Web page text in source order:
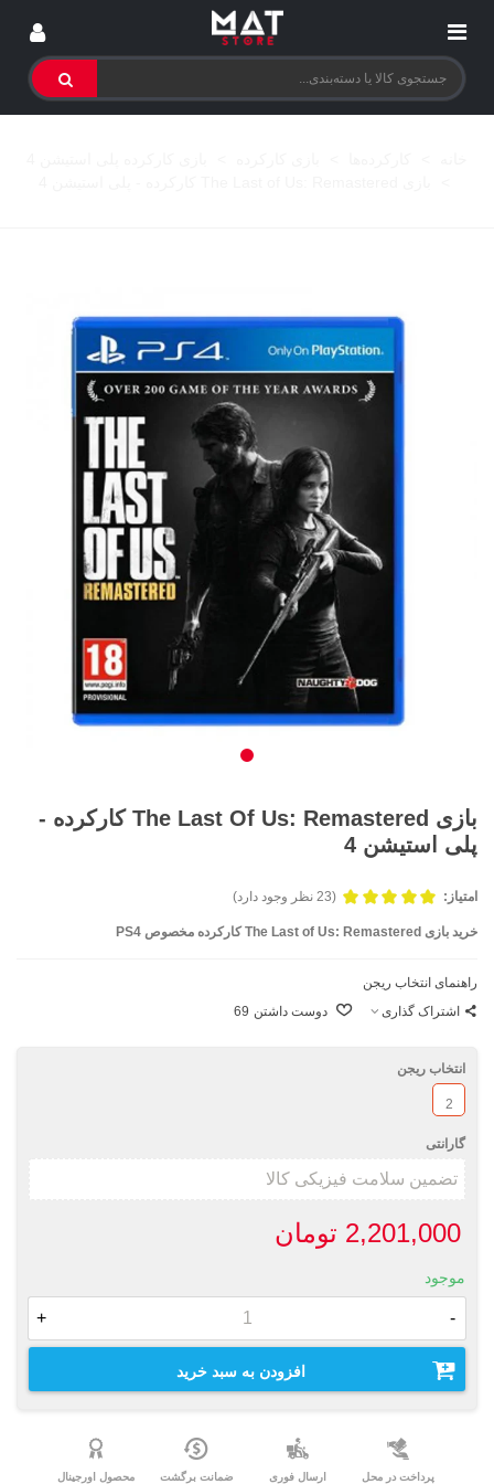
بازی The Last Of Us: Remastered کارکرده -
پلی استیشن 4
امتیاز: (23 نظر وجود دارد)
خرید بازی The Last of Us: Remastered کارکرده مخصوص PS4
راهنمای انتخاب ریجن
اشتراک گذاری
دوست داشتن 69
انتخاب ریجن
2
گارانتی
2,201,000 تومان
موجود
-
+
افزودن به سبد خرید
پرداخت در محل ارسال فوری ضمانت برگشت محصول اورجینال